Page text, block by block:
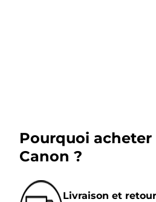
Pourquoi
Canon ?
Livraison et